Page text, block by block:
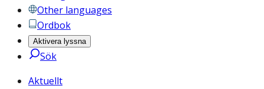
Other languages
Ordbok
Aktivera lyssna
Sök
Aktuellt